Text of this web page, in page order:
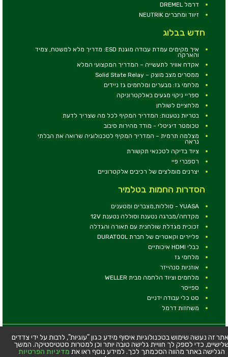
דרמל DREMEL
זיווד ומחברים NEUTRIK
חדש בבלוג
איך מקימים עמדת עבודה מוגנת ESD: מדריך מלא למשטח, צמיד
והארקה
אקדח אוויר לתעשייה – המדריך המקצועי המלא
ממסרים מצב מוצק – Solid State Relay
מלחמי גז: מבערים ומלחמים גז ניידים
ספריי ניקוי מגעים באלקטרוניקה
מלחציים לשולחן
בטריות נטענות: המדריך המקיף לכל מה שצריך לדעת
טכומטר דיגיטלי - מודד מהירות סיבוב
מצלמה תרמית – המדריך המקיף לטכנולוגיה שרואה את הבלתי
נראה
ציוד בדיקה לטכנאי תקשורת
רספברי פיי
יצרנים מומלצים של רכיבים אלקטרוניים
הסדרות החמות בטלמיר
YUASA - סוללות,מצברים ומטענים
מקדחה/מברגה נטענת וסוללה נטענת 12V
זכוכית מגדלת שולחנית עם תאורה והגדלה
פליירים וקאטרים של חברת DURATOOL
כבלי HDMI איכותיים
מלחמי גז
אוזניות סנהייזר
מלחמים וציוד הלחמה מבית WELLER
ספייסר
סט כלי עבודה ידניים
משחזות דרמל
© כל הזכויות שמורות - טלמיר אלקטרוניקה בע''מ
כתובת: דרך העצמאות 63, חיפה
טלפון:04-8534564
זה נעשה שימוש בטכנולוגיות איסוף מידע כגון "עוגיות", לרבות על ידי צדדים
כדי לספק לך חוויית גלישה טובה יותר וכן למטרות סטטיסטיקה. המשך
הגלישה באתר מהווה הסכמתך לכך. למידע נוסף ראו את מדיניות הפרטיות